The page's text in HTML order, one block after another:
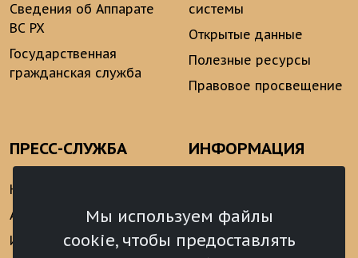
Мы используем файлы
cookie, чтобы предоставлять
Сведения об Аппарате
ВС РХ
Государственная
гражданская служба
системы
Открытые данные
Полезные ресурсы
Правовое просвещение
ПРЕСС-СЛУЖБА
Новости
Анонсы
Интервью
ИНФОРМАЦИЯ
аналитические
материалы
Реализация Послания